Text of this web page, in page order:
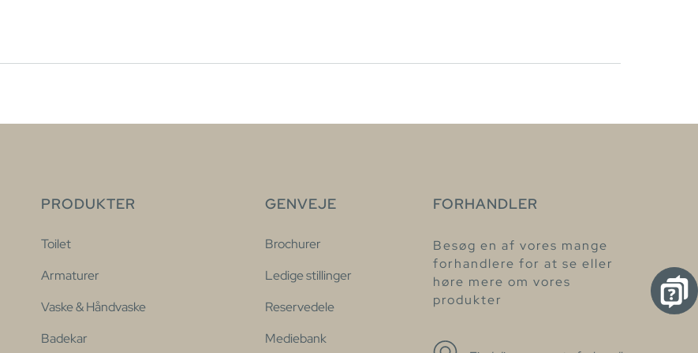
PRODUKTER
Toilet
Armaturer
Vaske & Håndvaske
Badekar
GENVEJE
Brochurer
Ledige stillinger
Reservedele
Mediebank
FORHANDLER
Besøg en af vores mange
forhandlere for at se eller
høre mere om vores
produkter